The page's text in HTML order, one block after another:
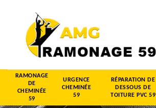
RAMONAGE
DE
CHEMINÉE
59
URGENCE
CHEMINÉE
59
RÉPARATION DE
DESSOUS DE
TOITURE PVC 59